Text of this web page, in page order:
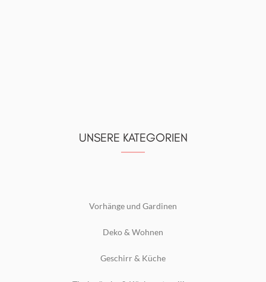
UNSERE KATEGORIEN
Vorhänge und Gardinen
Deko & Wohnen
Geschirr & Küche